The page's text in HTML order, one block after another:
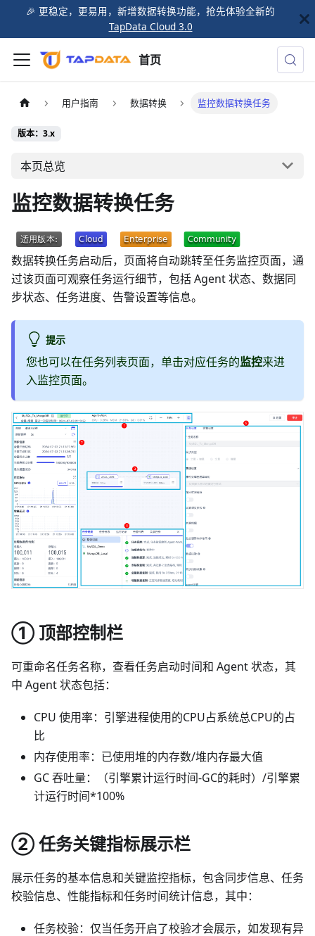
🎉️ 更稳定，更易用，新增数据转换功能，抢先体验全新的
TapData Cloud 3.0
首页
用户指南 数据转换 监控数据转换任务
版本：3.x
本页总览
监控数据转换任务
数据转换任务启动后，页面将自动跳转至任务监控页面，通
过该页面可观察任务运行细节，包括 Agent 状态、数据同
步状态、任务进度、告警设置等信息。
提示
您也可以在任务列表页面，单击对应任务的监控来进
入监控页面。
① 顶部控制栏
可重命名任务名称，查看任务启动时间和 Agent 状态，其
中 Agent 状态包括：
CPU 使用率：引擎进程使用的CPU占系统总CPU的占
比
内存使用率：已使用堆的内存数/堆内存最大值
GC 吞吐量：（引擎累计运行时间-GC的耗时）/引擎累
计运行时间*100%
② 任务关键指标展示栏
展示任务的基本信息和关键监控指标，包含同步信息、任务
校验信息、性能指标和任务时间统计信息，其中：
任务校验：仅当任务开启了校验才会展示，如发现有异